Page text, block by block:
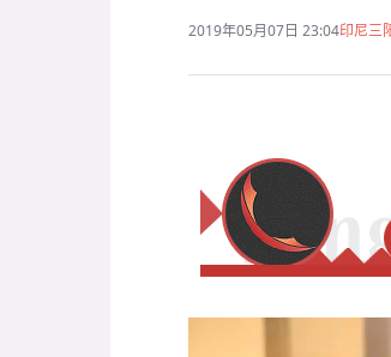
2019年05月07日 23:04印尼三